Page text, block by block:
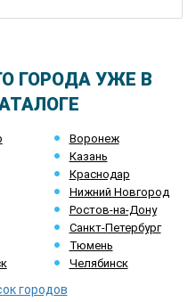
ГОРОДА УЖЕ В
Воронеж
Казань
Краснодар
Нижний Новгород
Ростов-на-Дону
Санкт-Петербург
Тюмень
Челябинск
городов